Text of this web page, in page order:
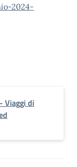
2024-
Viaggi di